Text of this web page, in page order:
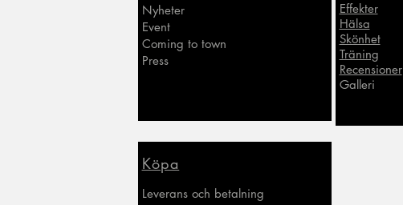
Nyheter
Event
Coming to town
Press
Effekter
Hälsa
Skönhet
Träning
Recensioner
Galleri
Köpa
Leverans och betalning